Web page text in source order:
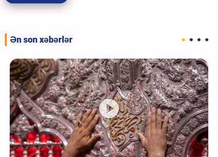
Ən son xəbərlər